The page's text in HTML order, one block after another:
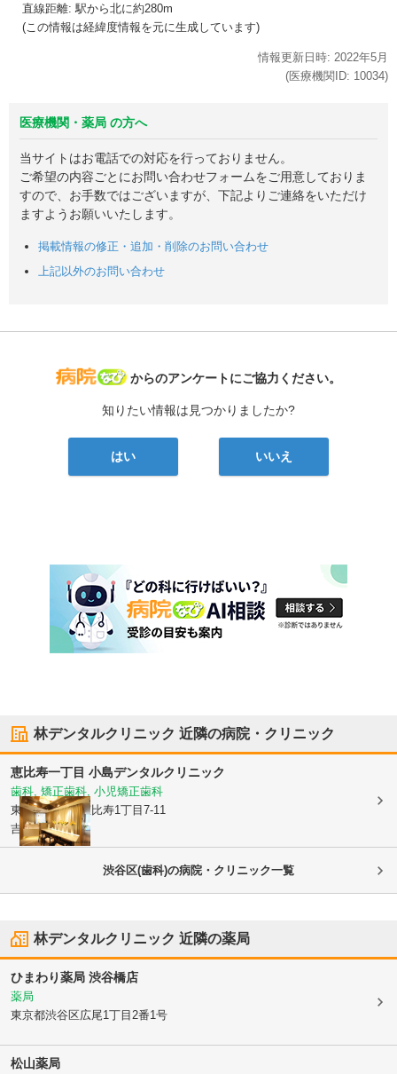
直線距離: 駅から北に約280m
(この情報は経緯度情報を元に生成しています)
情報更新日時: 2022年5月
(医療機関ID: 10034)
医療機関・薬局 の方へ
当サイトはお電話での対応を行っておりません。
ご希望の内容ごとにお問い合わせフォームをご用意しておりま
すので、お手数ではございますが、下記よりご連絡をいただけ
ますようお願いいたします。
掲載情報の修正・追加・削除のお問い合わせ
上記以外のお問い合わせ
病院なび
からのアンケートにご協力ください。
知りたい情報は見つかりましたか?
はい いいえ
林デンタルクリニック 近隣の病院・クリニック
恵比寿一丁目 小島デンタルクリニック
歯科, 矯正歯科, 小児矯正歯科
東京都渋谷区恵比寿1丁目7-11
吉原ビル2F
渋谷区(歯科)の病院・クリニック一覧
林デンタルクリニック 近隣の薬局
ひまわり薬局 渋谷橋店
薬局
東京都渋谷区広尾1丁目2番1号
松山薬局